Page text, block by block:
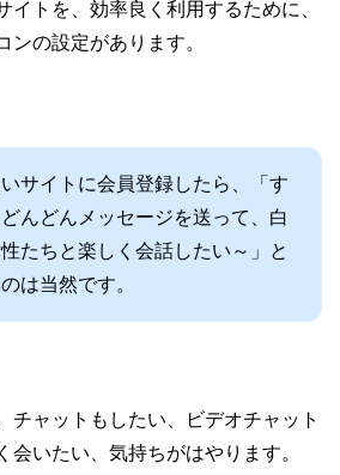
イトを、効率良く利用するために、
ンの設定があります。
サイトに会員登録したら、「す
どんどんメッセージを送って、白
性たちと楽しく会話したい～」と
は当然です。
チャットもしたい、ビデオチャット
会いたい、気持ちがはやります。